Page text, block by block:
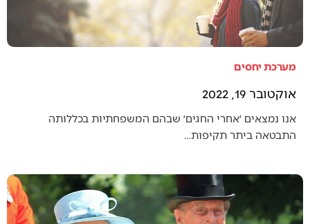
מערכת יחסים
אוקטובר 19, 2022
אנו נמצאים ׳אחרי החגים׳ שבהם המשפחתיות בכללותה
התבטאה ביתר תקיפות…